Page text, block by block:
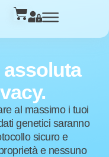
al massimo i tuoi
genetici saranno
sicuro e
e nessuno